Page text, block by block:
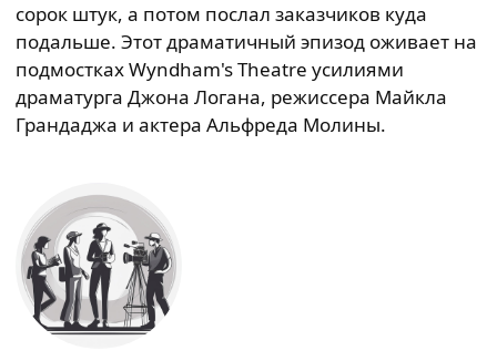
сорок штук, а потом послал заказчиков куда
подальше. Этот драматичный эпизод оживает на
подмостках Wyndham's Theatre усилиями
драматурга Джона Логана, режиссера Майкла
Грандаджа и актера Альфреда Молины.